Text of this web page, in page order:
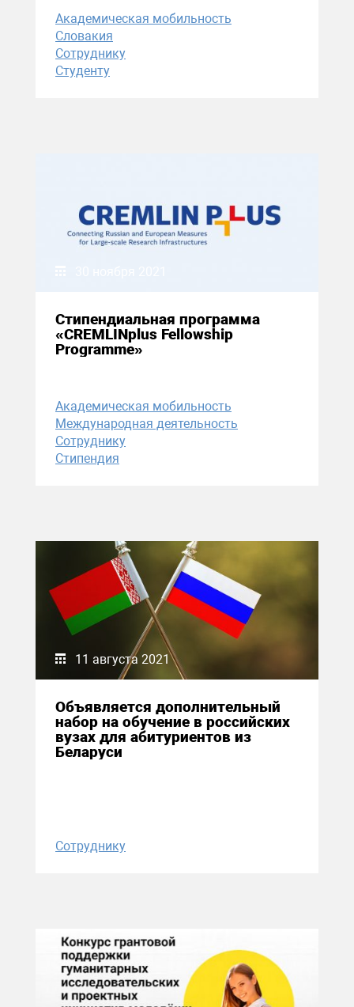
Академическая мобильность
Словакия
Сотруднику
Студенту
Cтипендиальная программа
«CREMLINplus Fellowship
Programme»
Академическая мобильность
Международная деятельность
Сотруднику
Стипендия
11 августа 2021
Объявляется дополнительный
набор на обучение в российских
вузах для абитуриентов из
Беларуси
Сотруднику